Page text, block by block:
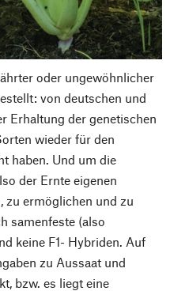
oder ungewöhnlicher
von deutschen und
Erhaltung der genetischen
wieder für den
haben. Und um die
der Ernte eigenen
zu ermöglichen und zu
samenfeste (also
keine F1- Hybriden. Auf
zu Aussaat und
bzw. es liegt eine